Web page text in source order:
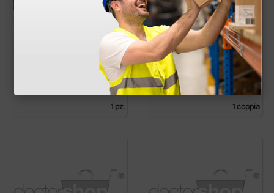
Tavolino per carrozzi
1 pz.
Coppia di poggiapied
i per carrozzina Narr
ow
53,00 €
(Prezzo i.e.)
1 coppia